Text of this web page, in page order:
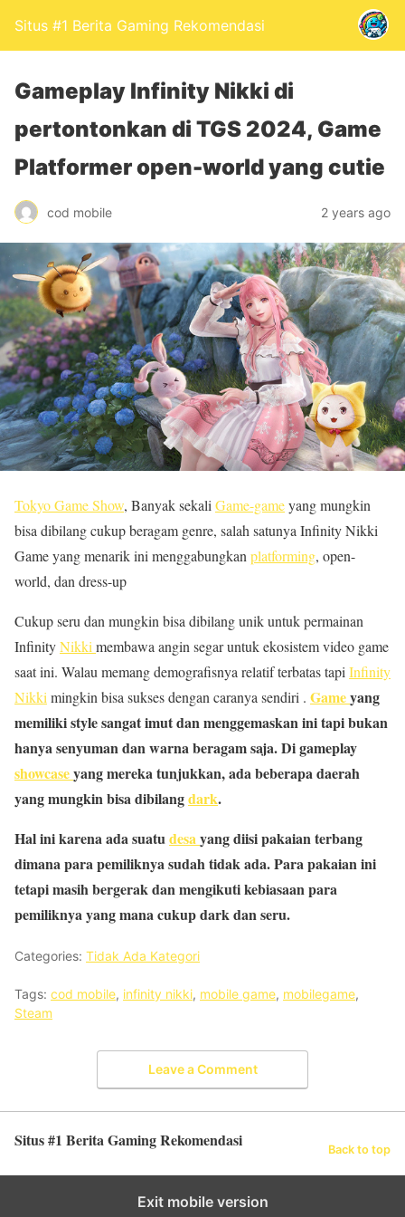
Situs #1 Berita Gaming Rekomendasi
Gameplay Infinity Nikki di
pertontonkan di TGS 2024, Game
Platformer open-world yang cutie
cod mobile 2 years ago
Tokyo Game Show, Banyak sekali Game-gameyang mungkin
bisa dibilang cukup beragam genre, salah satunya Infinity Nikki
Game yang menarik ini menggabungkan platforming, open-
world, dan dress-up
Cukup seru dan mungkin bisa dibilang unik untuk permainan
InfinityNikki membawa angin segar untuk ekosistem video game
saat ini. Walau memang demografisnya relatif terbatas tapi Infinity
Nikki mingkin bisa sukses dengan caranya sendiri . Gameyang
memiliki style sangat imut dan menggemaskan ini tapi bukan
hanya senyuman dan warna beragam saja. Di gameplay
showcaseyang mereka tunjukkan, ada beberapa daerah
yang mungkin bisa dibilangdark.
Hal ini karena ada suatudesayang diisi pakaian terbang
dimana para pemiliknya sudah tidak ada. Para pakaian ini
tetapi masih bergerak dan mengikuti kebiasaan para
pemiliknya yang mana cukup dark dan seru.
Categories: Tidak Ada Kategori
Tags: cod mobile, infinity nikki, mobile game, mobilegame,
Steam
Leave a Comment
Situs #1 Berita Gaming Rekomendasi Back to top
Exit mobile version